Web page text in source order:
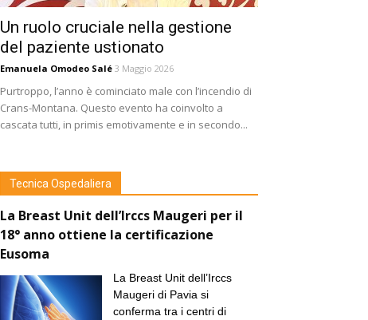
Un ruolo cruciale nella gestione
del paziente ustionato
Emanuela Omodeo Salé 3 Maggio 2026
Purtroppo, l’anno è cominciato male con l’incendio di
Crans-Montana. Questo evento ha coinvolto a
cascata tutti, in primis emotivamente e in secondo...
Tecnica Ospedaliera
La Breast Unit dell’Irccs Maugeri per il
18° anno ottiene la certificazione
Eusoma
La Breast Unit dell’Irccs
Maugeri di Pavia si
conferma tra i centri di